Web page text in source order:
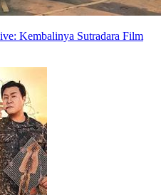
Kembalinya Sutradara Film